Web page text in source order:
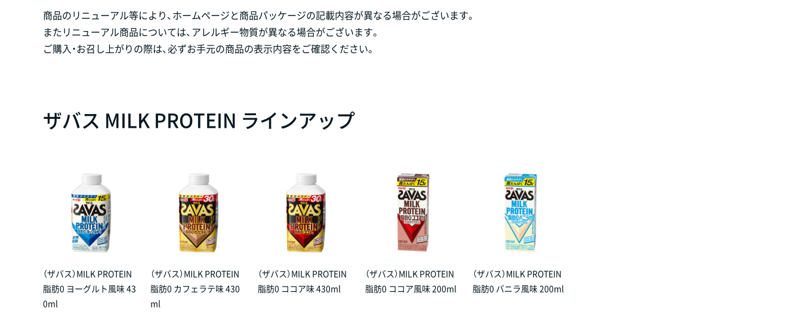
商品のリニューアル等により、ホームページと商品パッケージの記載内容が異なる場合がございます。
またリニューアル商品については、アレルギー物質が異なる場合がございます。
ご購入・お召し上がりの際は、必ずお手元の商品の表示内容をご確認ください。
ザバス MILK PROTEIN ラインアップ
（ザバス）MILK PROTEIN
脂肪0 ヨーグルト風味 43
0ml
（ザバス）MILK PROTEIN
脂肪0 カフェラテ味 430
ml
（ザバス）MILK PROTEIN
脂肪0 ココア味 430ml
（ザバス）MILK PROTEIN
脂肪0 ココア風味 200ml
（ザバス）MILK PROTEIN
脂肪0 バニラ風味 200ml